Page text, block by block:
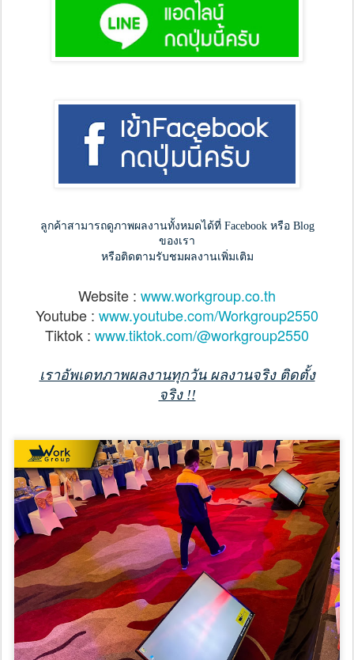
ลูกค้าสามารถดูภาพผลงานทั้งหมดได้ที่ Facebook หรือ Blog
ของเรา
หรือติดตามรับชมผลงานเพิ่มเติม
Website : www.workgroup.co.th
Youtube : www.youtube.com/Workgroup2550
Tiktok : www.tiktok.com/@workgroup2550
เราอัพเดทภาพผลงานทุกวัน ผลงานจริง ติดตั้ง
จริง !!